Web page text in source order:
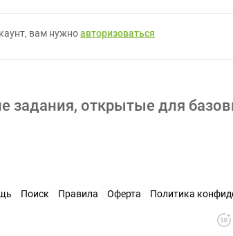
вам нужноавторизоваться
задания, открытые для
Поиск Правила Оферта Политика